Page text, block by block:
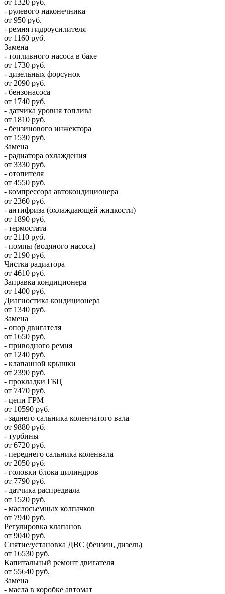
от 1320 руб.
- рулевого наконечника
от 950 руб.
- ремня гидроусилителя
от 1160 руб.
Замена
- топливного насоса в баке
от 1730 руб.
- дизельных форсунок
от 2090 руб.
- бензонасоса
от 1740 руб.
- датчика уровня топлива
от 1810 руб.
- бензинового инжектора
от 1530 руб.
Замена
- радиатора охлаждения
от 3330 руб.
- отопителя
от 4550 руб.
- компрессора автокондиционера
от 2360 руб.
- антифриза (охлаждающей жидкости)
от 1890 руб.
- термостата
от 2110 руб.
- помпы (водяного насоса)
от 2190 руб.
Чистка радиатора
от 4610 руб.
Заправка кондиционера
от 1400 руб.
Диагностика кондиционера
от 1340 руб.
Замена
- опор двигателя
от 1650 руб.
- приводного ремня
от 1240 руб.
- клапанной крышки
от 2390 руб.
- прокладки ГБЦ
от 7470 руб.
- цепи ГРМ
от 10590 руб.
- заднего сальника коленчатого вала
от 9880 руб.
- турбины
от 6720 руб.
- переднего сальника коленвала
от 2050 руб.
- головки блока цилиндров
от 7790 руб.
- датчика распредвала
от 1520 руб.
- маслосьемных колпачков
от 7940 руб.
Регулировка клапанов
от 9040 руб.
Снятие/установка ДВС (бензин, дизель)
от 16530 руб.
Капитальный ремонт двигателя
от 55640 руб.
Замена
- масла в коробке автомат